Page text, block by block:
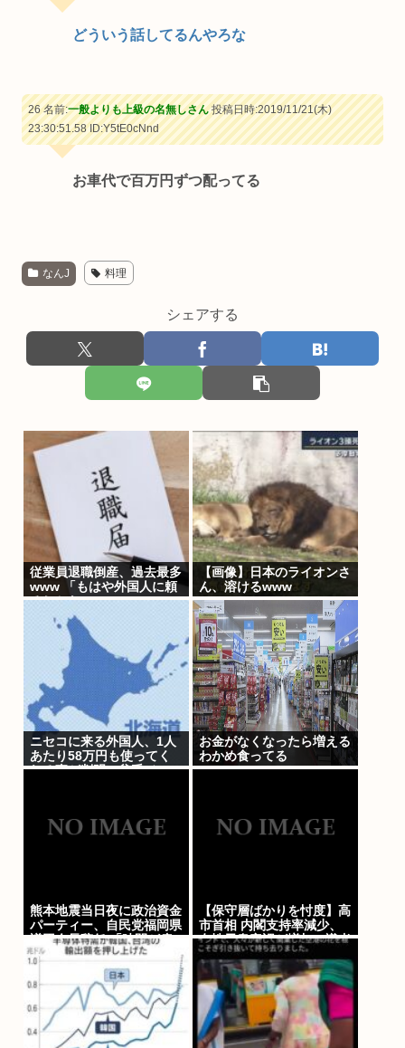
どういう話してるんやろな
26 名前:一般よりも上級の名無しさん投稿日時:2019/11/21(木)
23:30:51.58ID:Y5tE0cNnd
お車代で百万円ずつ配ってる
なんJ 料理
シェアする
従業員退職倒産、過去最多
www 「もはや外国人に頼
るしかない」
【画像】日本のライオンさ
ん、溶けるwww
ニセコに来る外国人、1人
あたり58万円も使ってく
れる事が判明。貧乏ジャッ
お金がなくなったら増える
わかめ食ってる
熊本地震当日夜に政治資金
パーティー、自民党福岡県
議団会長辞任 「時間が戻
せるなら…後悔している」
【保守層ばかりを忖度】高
市首相 内閣支持率減少、
女性天皇容認が増加…識者
に聞く「民意無視」の代償